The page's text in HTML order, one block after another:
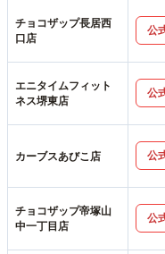
チョコザップ長居西
口店
公
エニタイムフィット
ネス堺東店
公
カーブスあびこ店 公
チョコザップ帝塚山
中一丁目店
公